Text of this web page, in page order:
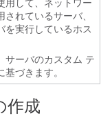
用して、ネットワー
れているサーバ、
を実行しているホス
サーバのカスタム テ
づきます。
作成